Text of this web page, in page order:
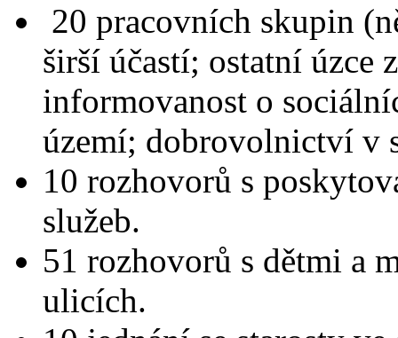
20 pracovních skupin
širší účastí; ostatní úzce
informovanost o
území; dobrovolnictví v
10 rozhovorů s
služeb.
51 rozhovorů s dětmi a
ulicích.